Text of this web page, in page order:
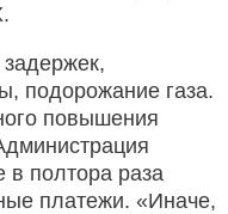
подорожание газа.
повышения
в полтора раза
платежи. «Иначе,